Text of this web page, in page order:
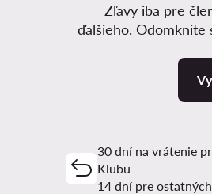
Zľavy iba pre
ďalšieho. Odomknite
30 dní na vrátenie
Klubu
14 dní pre ostatných